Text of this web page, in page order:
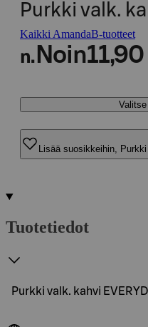
Purkki valk.
Kaikki AmandaB-tuotteet
n. Noin
Lisää suosikkeihin,
Tuotetiedot
Purkki valk. kahvi